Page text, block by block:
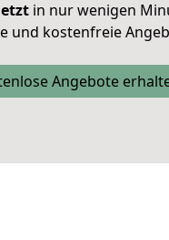
in nur wenigen
und kostenfreie
Angebote